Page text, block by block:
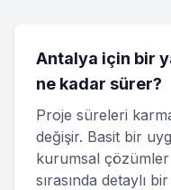
Antalya için bir
ne kadar sürer?
Proje süreleri
değişir. Basit bir
kurumsal çözümler
sırasında detaylı